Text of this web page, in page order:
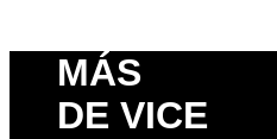
MÁS
DE VICE